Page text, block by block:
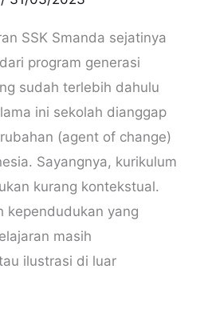
SSK Smanda sejatinya
program generasi
sudah terlebih dahulu
ini sekolah dianggap
(agent of change)
Sayangnya, kurikulum
kurang kontekstual.
kependudukan yang
masih
ilustrasi di luar